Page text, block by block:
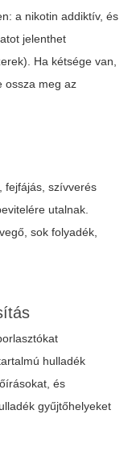
a nikotin addiktív, és
jelenthet
Ha kétsége van,
ossza meg az
fejfájás, szívverés
utalnak.
sok folyadék,
hulladék
és
gyűjtőhelyeket